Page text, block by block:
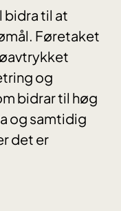
bidra til at
Føretaket
og
bidrar til høg
og samtidig
det er